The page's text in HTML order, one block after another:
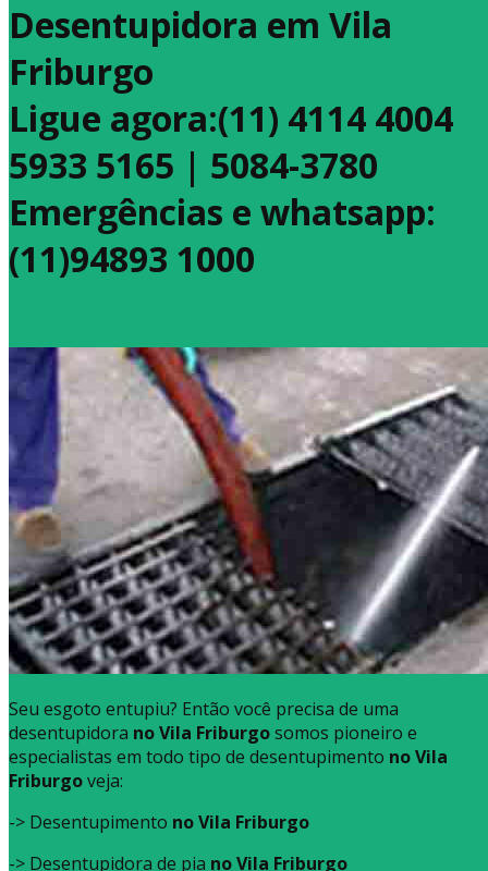
Desentupidora em Vila
Friburgo
Ligue agora:(11) 4114 4004
5933 5165 | 5084-3780
Emergências e whatsapp:
(11)94893 1000
Seu esgoto entupiu? Então você precisa de uma
desentupidora no Vila Friburgosomos pioneiro e
especialistas em todo tipo de desentupimento no Vila
Friburgoveja:
-> Desentupimento no Vila Friburgo
-> Desentupidora de pia no Vila Friburgo